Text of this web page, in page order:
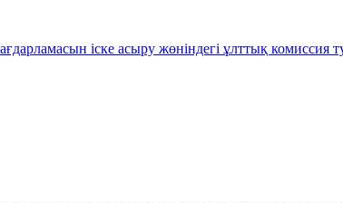
іске асыру жөніндегі ұлттық комиссия